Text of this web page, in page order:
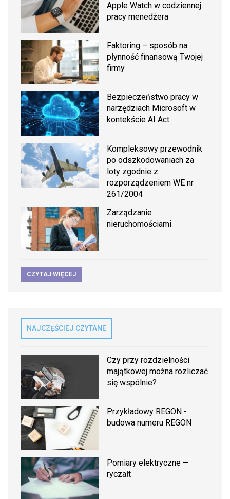
Apple Watch w codziennej
pracy menedżera
Faktoring – sposób na
płynność finansową Twojej
firmy
Bezpieczeństwo pracy w
narzędziach Microsoft w
kontekście AI Act
Kompleksowy przewodnik
po odszkodowaniach za
loty zgodnie z
rozporządzeniem WE nr
261/2004
Zarządzanie
nieruchomościami
CZYTAJ WIĘCEJ
NAJCZĘŚCIEJ CZYTANE
Czy przy rozdzielności
majątkowej można rozliczać
się wspólnie?
Przykładowy REGON -
budowa numeru REGON
Pomiary elektryczne —
ryczałt